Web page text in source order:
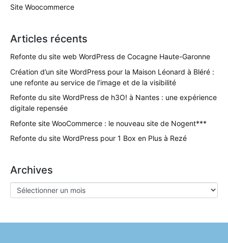
Site Woocommerce
Articles récents
Refonte du site web WordPress de Cocagne Haute-Garonne
Création d’un site WordPress pour la Maison Léonard à Bléré :
une refonte au service de l’image et de la visibilité
Refonte du site WordPress de h3O! à Nantes : une expérience
digitale repensée
Refonte site WooCommerce : le nouveau site de Nogent***
Refonte du site WordPress pour 1 Box en Plus à Rezé
Archives